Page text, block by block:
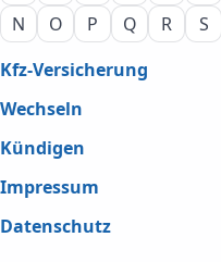
N
O P Q R S
Kfz-Versicherung
Wechseln
Kündigen
Impressum
Datenschutz